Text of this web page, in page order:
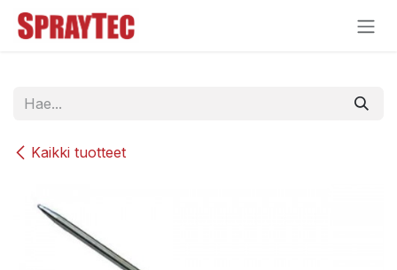
Siirry sisältöön
Kaikki tuotteet